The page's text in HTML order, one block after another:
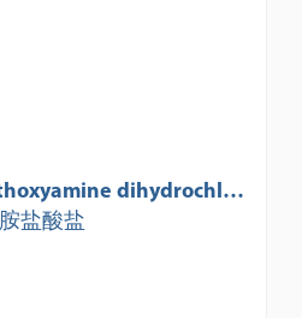
dihydrochlori
盐酸盐